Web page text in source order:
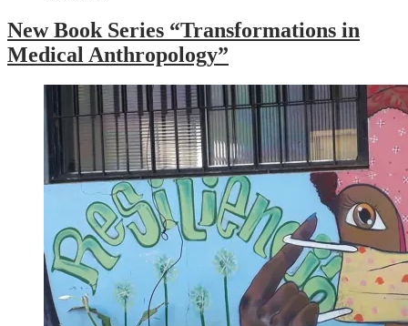
New Book Series “Transformations in
Medical Anthropology”